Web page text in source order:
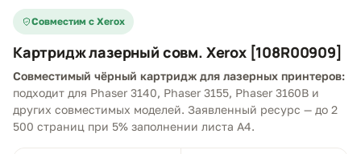
Совместим с Xerox
Картридж лазерный совм. Xerox [108R00909]
Совместимый чёрный картридж для лазерных принтеров:
подходит для Phaser 3140, Phaser 3155, Phaser 3160B и
других совместимых моделей. Заявленный ресурс — до 2
500 страниц при 5% заполнении листа A4.